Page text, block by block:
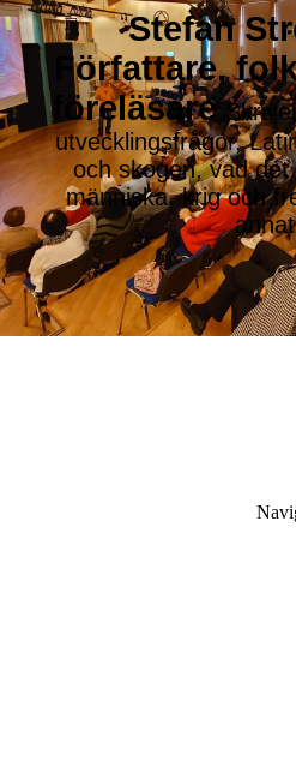
Stefan
Författare,
föreläsare
utvecklingsfrågor,
och skogen, vad
människa, krig och